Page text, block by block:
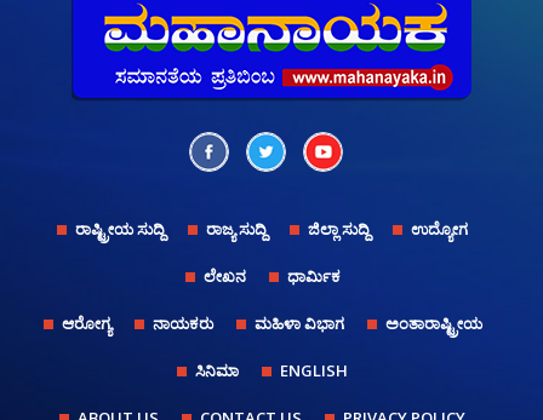
ರಾಷ್ಟ್ರೀಯ ಸುದ್ದಿ ರಾಜ್ಯ ಸುದ್ದಿ ಜಿಲ್ಲಾ ಸುದ್ದಿ ಉದ್ಯೋಗ
ಲೇಖನ ಧಾರ್ಮಿಕ
ಆರೋಗ್ಯ ನಾಯಕರು ಮಹಿಳಾ ವಿಭಾಗ ಅಂತಾರಾಷ್ಟ್ರೀಯ
ಸಿನಿಮಾ ENGLISH